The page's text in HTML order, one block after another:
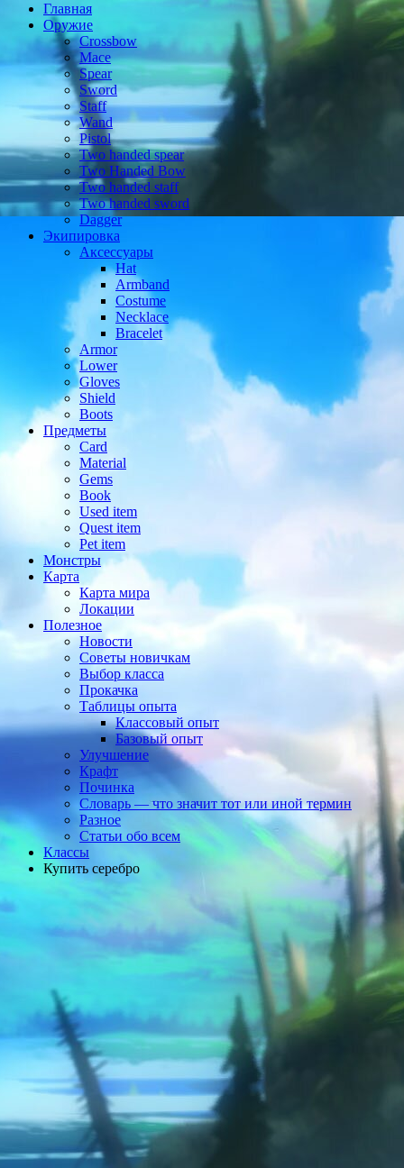
Главная
Оружие
Crossbow
Mace
Spear
Sword
Staff
Wand
Pistol
Two handed spear
Two Handed Bow
Two handed staff
Two handed sword
Dagger
Экипировка
Аксессуары
Hat
Armband
Costume
Necklace
Bracelet
Armor
Lower
Gloves
Shield
Boots
Предметы
Card
Material
Gems
Book
Used item
Quest item
Pet item
Монстры
Карта
Карта мира
Локации
Полезное
Новости
Советы новичкам
Выбор класса
Прокачка
Таблицы опыта
Классовый опыт
Базовый опыт
Улучшение
Крафт
Починка
Словарь — что значит тот или иной термин
Разное
Статьи обо всем
Классы
Купить серебро